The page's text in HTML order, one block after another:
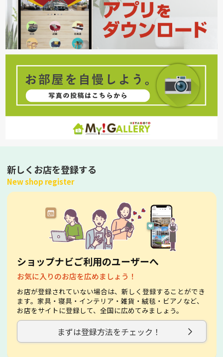
新しくお店を登録する
New shop register
ショップナビご利用のユーザーへ
お気に入りのお店を広めましょう！
お店が登録されていない場合は、新しく登録することができ
ます。家具・寝具・インテリア・雑貨・絨毯・ビアノなど、
お店をサイトに登録して、全国に広めてみましょう。
まずは登録方法をチェック！